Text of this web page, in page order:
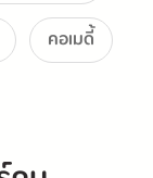
คอเมดี้